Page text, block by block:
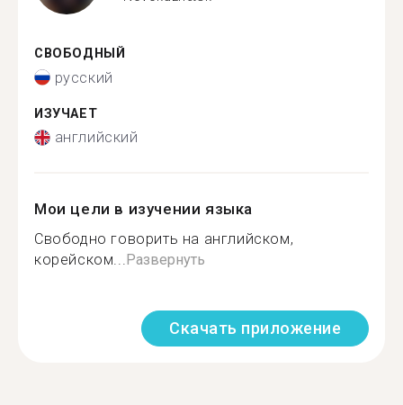
СВОБОДНЫЙ
русский
ИЗУЧАЕТ
английский
Мои цели в изучении языка
Свободно говорить на английском,
корейском...Развернуть
Скачать приложение